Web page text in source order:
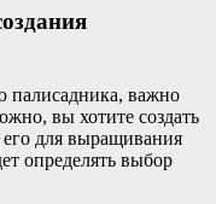
палисадника, важно
вы хотите создать
его для выращивания
определять выбор